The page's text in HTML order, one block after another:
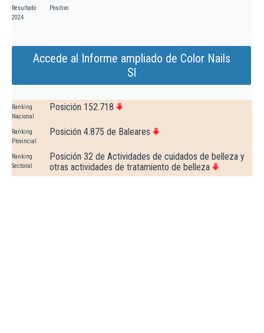
Resultado
2024
Positivo
Accede al Informe ampliado de Color Nails
Sl
Ranking
Nacional
Posición 152.718
Ranking
Provincial
Posición 4.875 de Baleares
Ranking
Sectorial
Posición 32 de Actividades de cuidados de belleza y
otras actividades de tratamiento de belleza